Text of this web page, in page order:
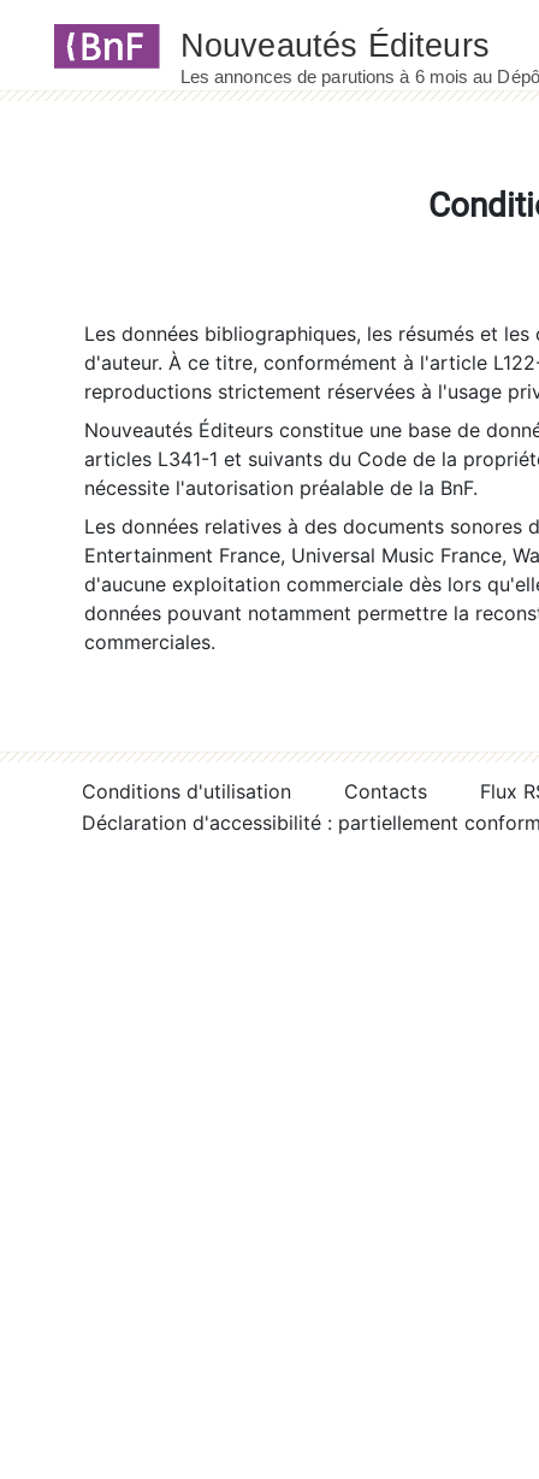
Les données bibliographiques, les résumés et
d'auteur. À ce titre, conformément à l'article
reproductions strictement réservées à l'usage
Nouveautés Éditeurs constitue une base de
articles L341-1 et suivants du Code de la
nécessite l'autorisation préalable de la BnF.
Les données relatives à des documents sonores
Entertainment France, Universal Music France,
d'aucune exploitation commerciale dès lors
données pouvant notamment permettre la
commerciales.
Conditions d'utilisation Contacts
Flux
Déclaration d'accessibilité : partiellement